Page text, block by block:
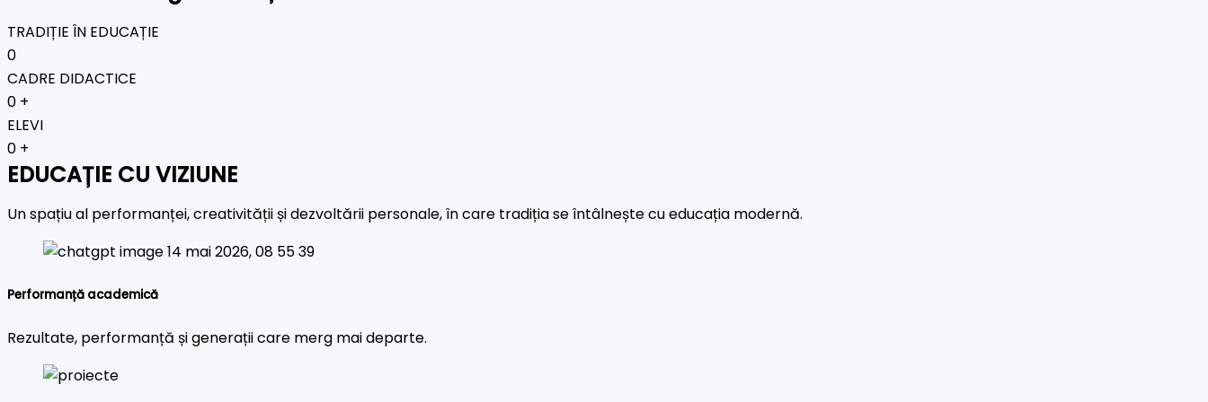
TRADIȚIE ÎN EDUCAȚIE
0
CADRE DIDACTICE
0 +
ELEVI
0 +
EDUCAȚIE CU VIZIUNE
Un spațiu al performanței, creativității și dezvoltării personale, în care tradiția se întâlnește cu educația modernă.
Performanță academică
Rezultate, performanță și generații care merg mai departe.